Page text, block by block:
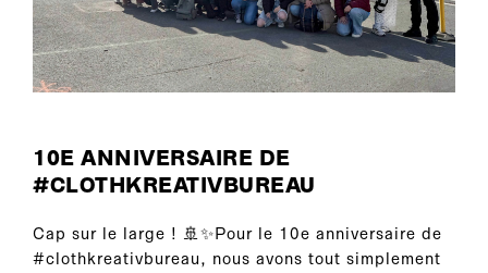
10E ANNIVERSAIRE DE
#CLOTHKREATIVBUREAU
Cap sur le large ! 🚢✨Pour le 10e anniversaire de
#clothkreativbureau, nous avons tout simplement